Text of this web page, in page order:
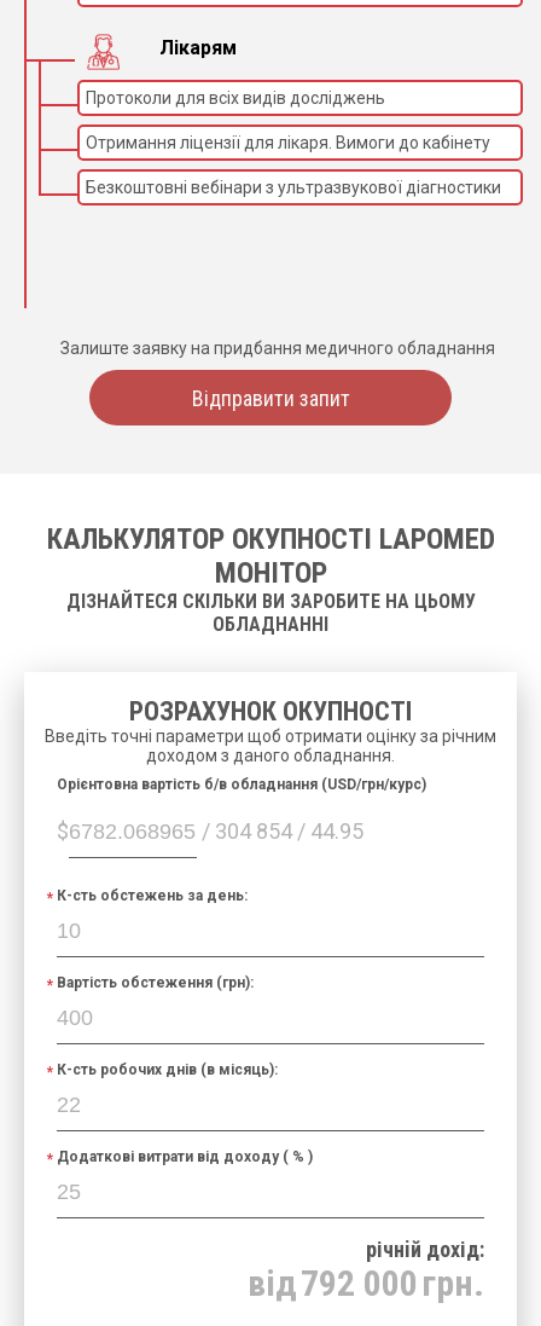
Лікарям
Протоколи для всіх видів досліджень
Отримання ліцензії для лікаря. Вимоги до кабінету
Безкоштовні вебінари з ультразвукової діагностики
Залиште заявку на придбання медичного обладнання
Відправити запит
КАЛЬКУЛЯТОР ОКУПНОСТІ LAPOMED
МОНІТОР
ДІЗНАЙТЕСЯ СКІЛЬКИ ВИ ЗАРОБИТЕ НА ЦЬОМУ
ОБЛАДНАННІ
РОЗРАХУНОК ОКУПНОСТІ
Введіть точні параметри щоб отримати оцінку за річним
доходом з даного обладнання.
$ / 304 854 / 44.95
Орієнтовна вартість б/в обладнання (USD/грн/курс)
К-сть обстежень за день:
Вартість обстеження (грн):
К-сть робочих днів (в місяць):
Додаткові витрати від доходу ( % )
річнiй дохід:
від792 000 грн.